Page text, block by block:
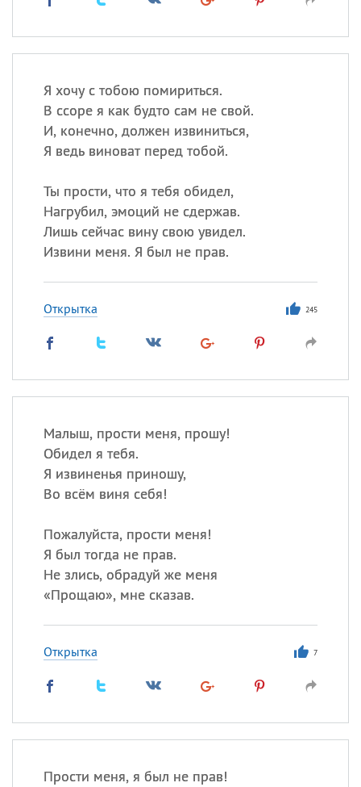
Я хочу с тобою помириться.
В ссоре я как будто сам не свой.
И, конечно, должен извиниться,
Я ведь виноват перед тобой.
Ты прости, что я тебя обидел,
Нагрубил, эмоций не сдержав.
Лишь сейчас вину свою увидел.
Извини меня. Я был не прав.
Открытка 245
Малыш, прости меня, прошу!
Обидел я тебя.
Я извиненья приношу,
Во всём виня себя!
Пожалуйста, прости меня!
Я был тогда не прав.
Не злись, обрадуй же меня
«Прощаю», мне сказав.
Открытка 7
Прости меня, я был не прав!